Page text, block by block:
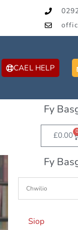
CAEL HELP
Fy
£0.00 0
Fy
Siop